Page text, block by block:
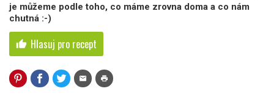
je můžeme podle toho, co máme zrovna doma a co nám
chutná :-)
thumb_up Hlasuj pro recept
mail print